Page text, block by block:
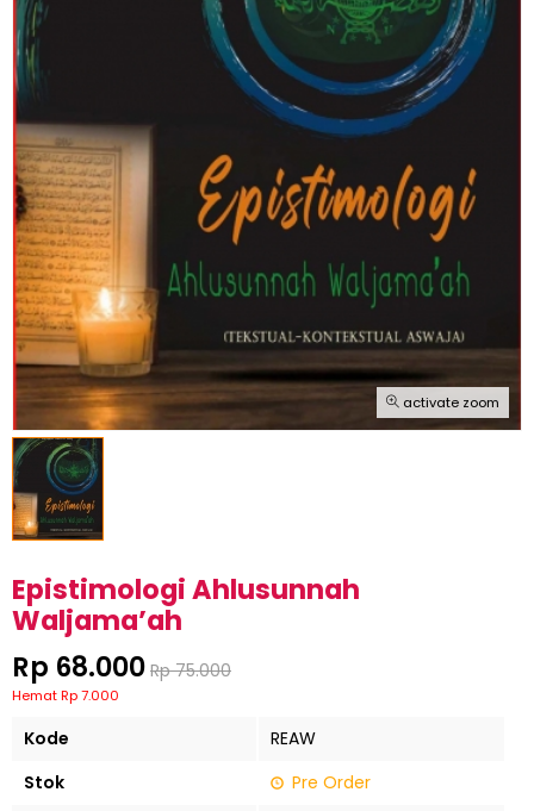
activate zoom
Epistimologi Ahlusunnah
Waljama’ah
Rp 68.000 Rp 75.000
Hemat Rp 7.000
Kode
REAW
Stok
Pre Order